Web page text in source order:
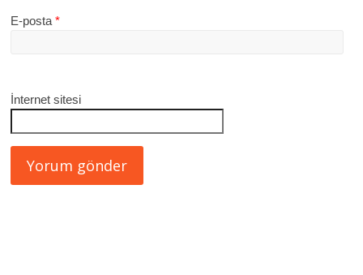
E-posta*
İnternet sitesi